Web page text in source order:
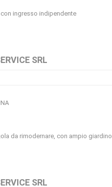
ingresso indipendente
SRL
da rimodernare, con ampio giardino
SRL